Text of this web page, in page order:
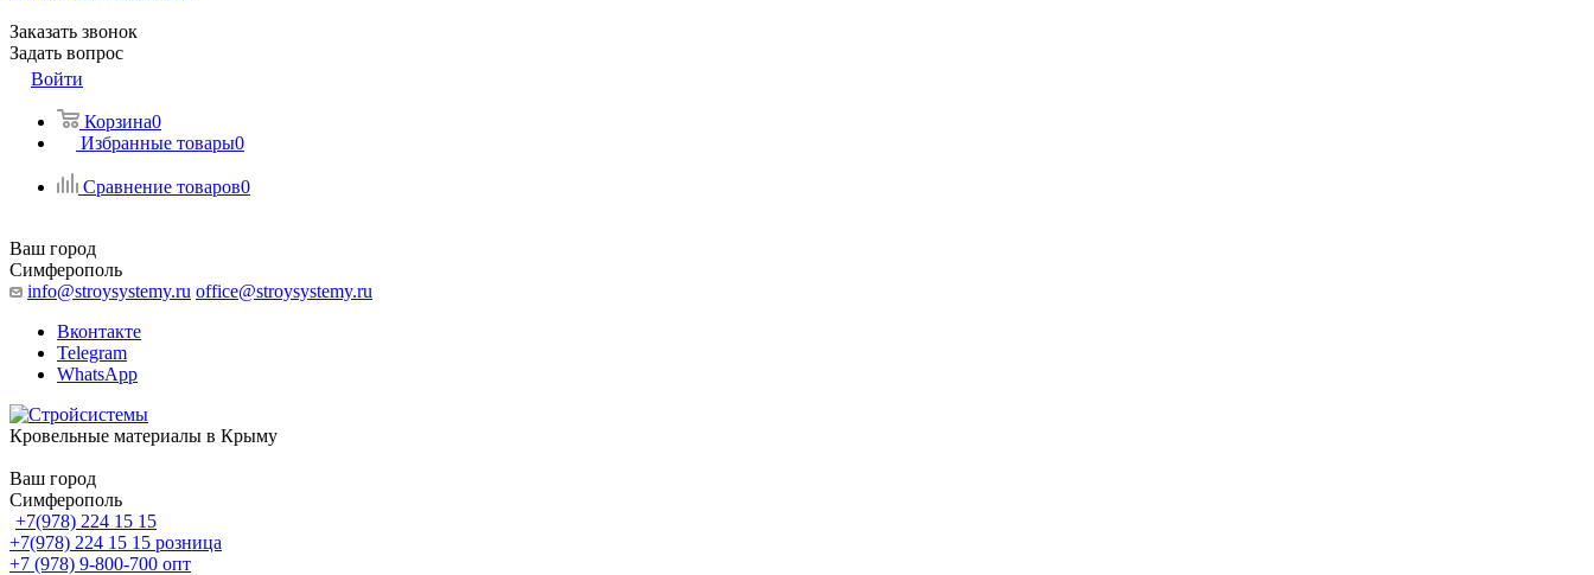
Заказать звонок
Задать вопрос
Войти
Корзина0
Избранные товары0
Сравнение товаров0
Ваш город
Симферополь
info@stroysystemy.ru office@stroysystemy.ru
Вконтакте
Telegram
WhatsApp
Кровельные материалы в Крыму
Ваш город
Симферополь
+7(978) 224 15 15
+7(978) 224 15 15 розница
+7 (978) 9-800-700 опт